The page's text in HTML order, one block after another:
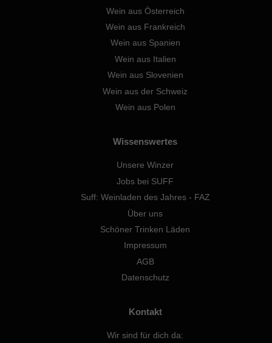
Wein aus Österreich
Wein aus Frankreich
Wein aus Spanien
Wein aus Italien
Wein aus Slovenien
Wein aus der Schweiz
Wein aus Polen
Wissenswertes
Unsere Winzer
Jobs bei SUFF
Suff: Weinladen des Jahres - FAZ
Über uns
Schöner Trinken Läden
Impressum
AGB
Datenschutz
Kontakt
Wir sind für dich da: